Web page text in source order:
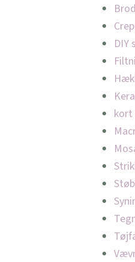
DIY
kort